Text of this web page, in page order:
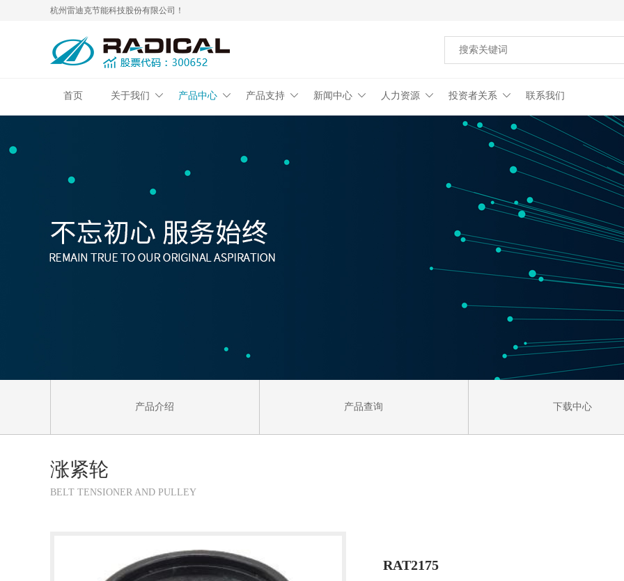
杭州雷迪克节能科技股份有限公司！
首页 关于我们 产品中心 产品支持 新闻中心 人力资源 投资者关系 联系我们
产品介绍 产品查询 下载中心
涨紧轮
BELT TENSIONER AND PULLEY
RAT2175